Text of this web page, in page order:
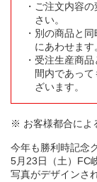
ご注文内容
さい。
別の商品と
にあわせます
受注生産商
間内であっ
ざいます。
※ お客様都合によ
今年も勝利時記念
5月23日（土）FC
写真がデザインさ